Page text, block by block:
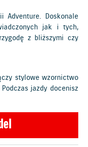
Doskonale
jak i tych,
z bliższymi czy
stylowe wzornictwo
jazdy docenisz